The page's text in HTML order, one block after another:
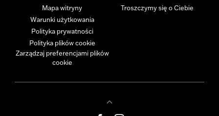
Mapa witryny
Warunki użytkowania
Polityka prywatności
Polityka plików cookie
Zarządzaj preferencjami plików
cookie
Troszczymy się o Ciebie